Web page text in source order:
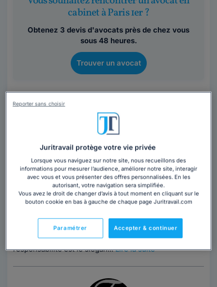
cabinet à Paris 1er ?
Obtenez 3 devis d'avocats près de chez vous
sous 48 heures.
Trouver un avocat
Cabinet A. DORADO, CABINET
D'AVOCAT EIRL
Paris,Paris 1er, 75001
Contacter ce cabinet
Le cabinet s'engage à une charte fondamentale quant
à la qualité de ses prestations.Réactivité, expérience et
responsabilité est le slogan...Lire la suite
Juritravail protège votre vie privée
Lorsque vous naviguez sur notre site, nous recueillons des
informations pour mesurer l’audience, améliorer notre site, interagir
avec vous et vous présenter des offres personnalisées. En les
autorisant, votre navigation sera simplifiée.
Vous avez le droit de changer d’avis à tout moment en cliquant sur le
bouton cookie en bas à gauche de chaque page Juritravail.com
Accepter & continuer
Paramétrer
Reporter sans choisir